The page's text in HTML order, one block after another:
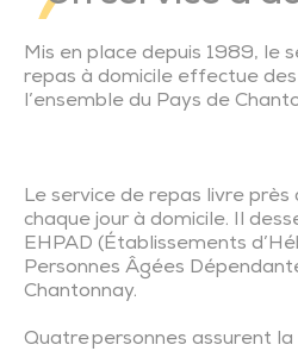
Pôle Santé
Nous rejoindre
Les actes réglementaires
Subventions aux
Plan Local d’Urbanisme
Consommer local
Environnement
Gestion durable du bocage
Lutte contre les nuisibles
Actions de prévention
Seniors
Marchés publics CIAS
Actes réglementaires du
Emploi
Spectacle « Suzanne »
Éveil artistique et culturel
Ambitions familles
Transports adaptés
Transport scolaire
Manoir de la Chevillonnière
Musée Ici le temps s’est
Moulin des Bois
Centre aquatique l’Odyss
Ciné Lumière
Oenotourisme
Nous contacter
Présentation Office de
Partenariats et réseaux
Chèques-cadeaux
Événements
Professionnels de santé
Mis en place depuis 1989, le
repas à domicile effectue des
l’ensemble du Pays de
Le service de repas livre près
chaque jour à domicile. Il
EHPAD (Établissements
Personnes Âgées
Chantonnay.
Quatre personnes assurent